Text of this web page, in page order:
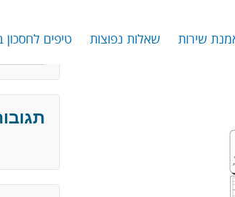
שירות שאלות נפוצות טיפים לחסכון
for: